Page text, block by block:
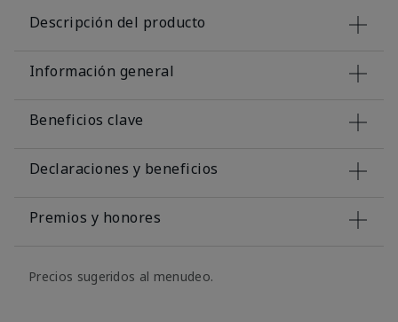
Descripción del producto
Información general
Beneficios clave
Declaraciones y beneficios
Premios y honores
Precios sugeridos al menudeo.